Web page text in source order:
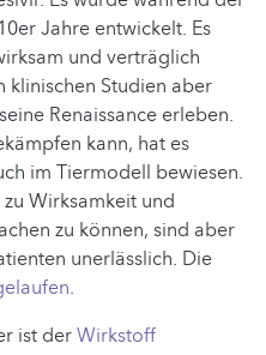
Jahre entwickelt. Es
und verträglich
klinischen Studien aber
Renaissance erleben.
kann, hat es
im Tiermodell bewiesen.
Wirksamkeit und
zu können, sind aber
unerlässlich. Die
.
ist derWirkstoff